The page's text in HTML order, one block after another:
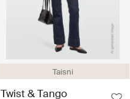
Taisni
Twist & Tango